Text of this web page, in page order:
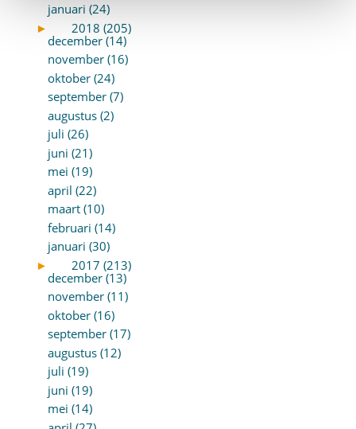
januari (24)
►
2018 (205)
december (14)
november (16)
oktober (24)
september (7)
augustus (2)
juli (26)
juni (21)
mei (19)
april (22)
maart (10)
februari (14)
januari (30)
►
2017 (213)
december (13)
november (11)
oktober (16)
september (17)
augustus (12)
juli (19)
juni (19)
mei (14)